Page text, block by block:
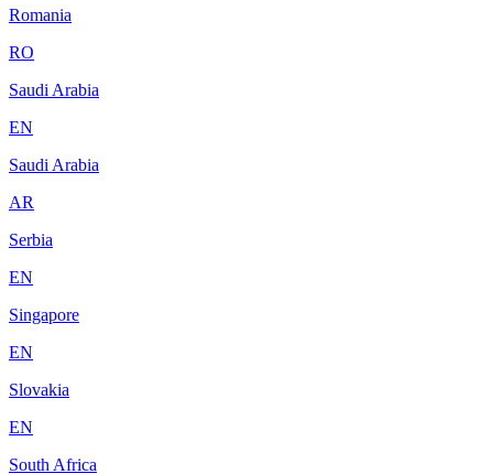
Romania
RO
Saudi Arabia
EN
Saudi Arabia
AR
Serbia
EN
Singapore
EN
Slovakia
EN
South Africa